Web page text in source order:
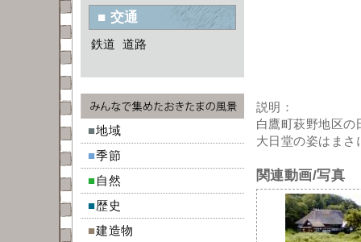
説明：
白鷹町萩野地区の
大日堂の姿はまさ
関連動画/写真
■ 交通
鉄道 道路
■地域
■季節
■自然
■歴史
■建造物